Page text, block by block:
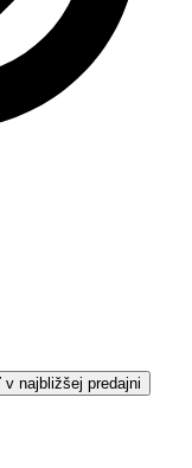
najbližšej predajni